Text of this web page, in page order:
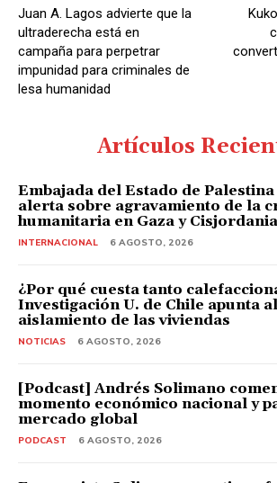
Juan A. Lagos advierte que la
ultraderecha está en
campaña para perpetrar
impunidad para criminales de
lesa humanidad
Artículos
Embajada del Estado de Palestina
alerta sobre agravamiento de la
humanitaria en Gaza y Cisjordania
INTERNACIONAL 6 AGOSTO, 2026
¿Por qué cuesta tanto
Investigación U. de Chile apunta
aislamiento de las viviendas
NOTICIAS 6 AGOSTO, 2026
[Podcast] Andrés Solimano
momento económico nacional y
mercado global
PODCAST 6 AGOSTO, 2026